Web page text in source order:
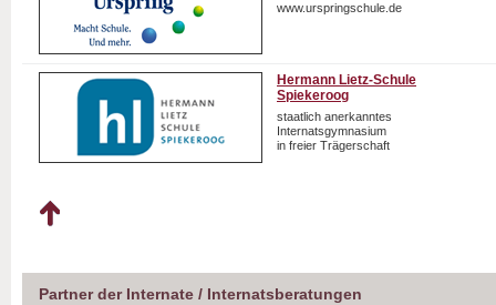
www.urspringschule.de
Hermann Lietz-Schule
Spiekeroog
staatlich anerkanntes
Internatsgymnasium
in freier Trägerschaft
Partner der Internate / Internatsberatungen